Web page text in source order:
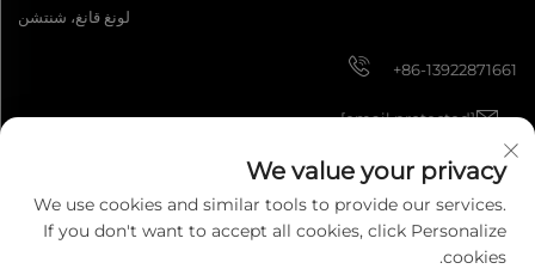
لونغ قانغ، شنتشن
+86-13922871661
[email protected]
حقوق النشر © 2025 شركة شنتشن داشان للتصنيع الذكي المحدودة. جميع الحقوق
محفوظة. سياسة الخصوصية
We value your privacy
We use cookies and similar tools to provide our services.
If you don't want to accept all cookies, click Personalize
cookies.